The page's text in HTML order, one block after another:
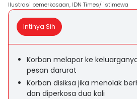
Ilustrasi pemerkosaan, IDN Times/ istimewa
Intinya Sih
Korban melapor ke
pesan darurat
Korban disiksa jika menolak
dan diperkosa dua kali